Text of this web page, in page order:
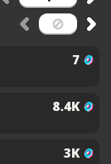
7
8.4K
3K